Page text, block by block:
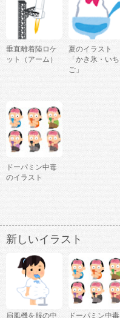
垂直離着陸ロケ
ット（アーム）
夏のイラスト
「かき氷・いち
ご」
ドーパミン中毒
のイラスト
新しいイラスト
扇風機を服の中 ドーパミン中毒